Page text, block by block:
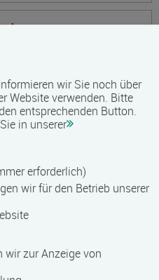
Berufliche Schule
Berufliche Schule
wir Sie noch über
Website verwenden. Bitte
entsprechenden Button.
in unserer
erforderlich)
wir für den Betrieb unserer
wir zur Anzeige von